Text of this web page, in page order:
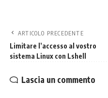
ARTICOLO PRECEDENTE
Limitare l’accesso al vostro
sistema Linux con Lshell
Lascia un commento